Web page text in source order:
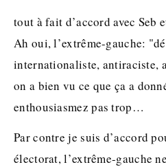
tout à fait d’accord avec Seb
Ah oui, l’extrême-gauche:
internationaliste, antiraciste,
on a bien vu ce que ça a
enthousiasmez pas trop…
Par contre je suis d’accord
électorat, l’extrême-gauche